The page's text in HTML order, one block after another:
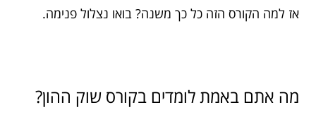
אז למה הקורס הזה כל כך משנה? בואו נצלול פנימה.
מה אתם באמת לומדים בקורס שוק ההון?